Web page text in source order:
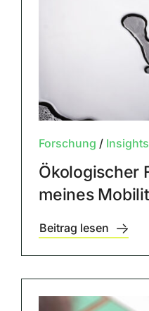
Forschung / Insights
Ökologischer
meines
Beitrag lesen